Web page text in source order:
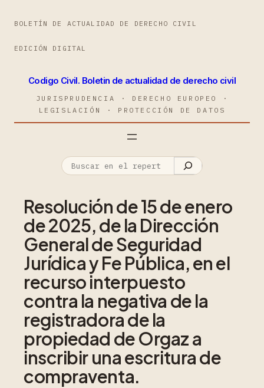
BOLETÍN DE ACTUALIDAD DE DERECHO CIVIL
EDICIÓN DIGITAL
Codigo Civil. Boletin de actualidad de derecho civil
JURISPRUDENCIA · DERECHO EUROPEO ·
LEGISLACIÓN · PROTECCIÓN DE DATOS
Resolución de 15 de enero
de 2025, de la Dirección
General de Seguridad
Jurídica y Fe Pública, en el
recurso interpuesto
contra la negativa de la
registradora de la
propiedad de Orgaz a
inscribir una escritura de
compraventa.